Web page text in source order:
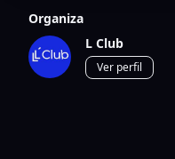
Organiza
L Club
Ver perfil